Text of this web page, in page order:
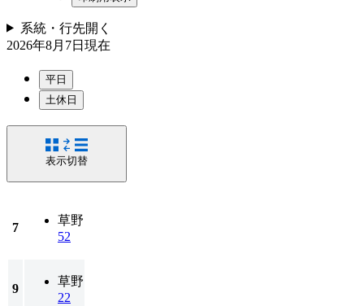
系統・行先開く
2026年8月7日 現在
平日
土休日
表示切替
7
草野
52
9
草野
22